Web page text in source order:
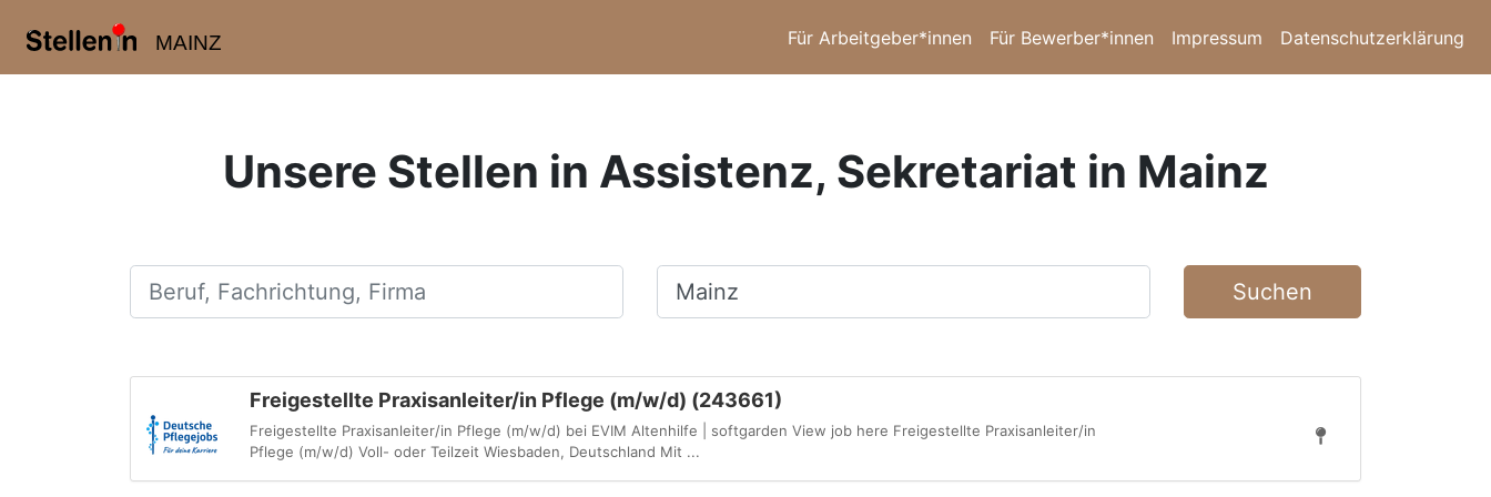
MAINZ Für Arbeitgeber*innen Für Bewerber*innen Impressum Datenschutzerklärung
Unsere Stellen in Assistenz, Sekretariat in Mainz
Beruf, Fachrichtung, Firma Ort, Stadt Suchen
Freigestellte Praxisanleiter/in Pflege (m/w/d) (243661)
Freigestellte Praxisanleiter/in Pflege (m/w/d) bei EVIM Altenhilfe | softgarden View job here Freigestellte Praxisanleiter/in
Pflege (m/w/d) Voll- oder Teilzeit Wiesbaden, Deutschland Mit ...